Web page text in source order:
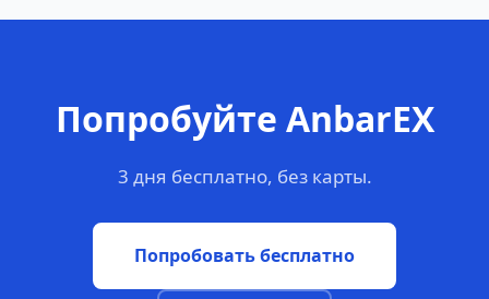
Попробуйте AnbarEX
3 дня бесплатно, без карты.
Попробовать бесплатно